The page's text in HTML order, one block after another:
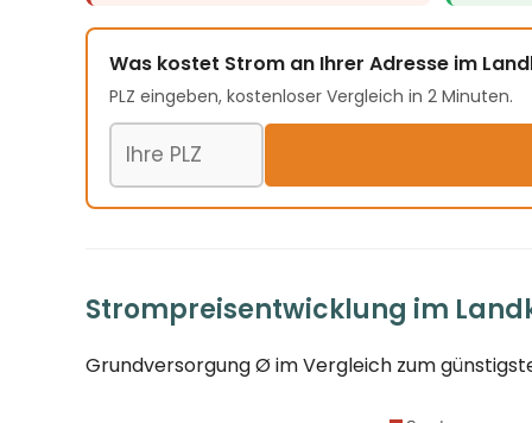
Was kostet Strom an Ihrer Adresse im
PLZ eingeben, kostenloser Vergleich in 2 Minuten.
Postleitzahl
Strompreisentwicklung im
Grundversorgung Ø im Vergleich zum